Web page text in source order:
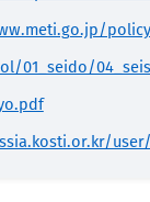
01_seido/